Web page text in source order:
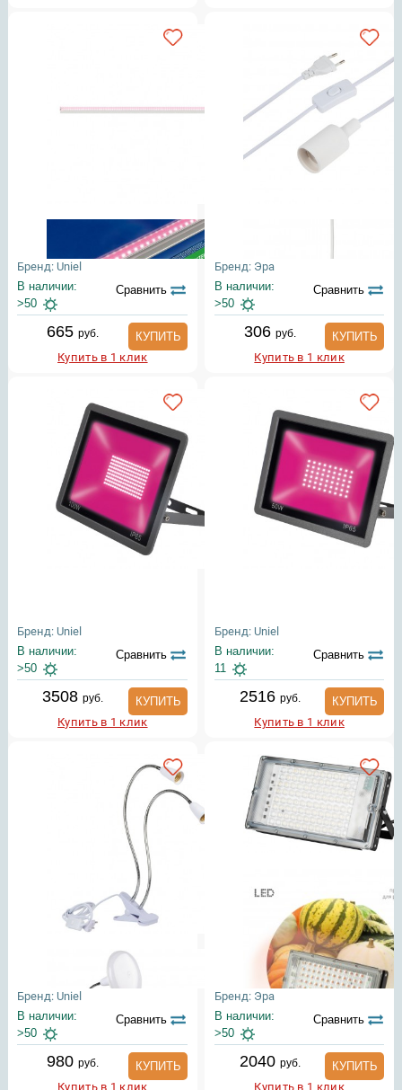
Бренд: Uniel
В наличии:
>50
Сравнить
665руб.
КУПИТЬ
Купить в 1 клик
Бренд: Эра
В наличии:
>50
Сравнить
306 руб.
КУПИТЬ
Купить в 1 клик
Бренд: Uniel
В наличии:
>50
Сравнить
3508руб.
КУПИТЬ
Купить в 1 клик
Бренд: Uniel
В наличии:
11
Сравнить
2516 руб.
КУПИТЬ
Купить в 1 клик
Бренд: Uniel
В наличии:
>50
Сравнить
980руб.
КУПИТЬ
Купить в 1 клик
Бренд: Эра
В наличии:
>50
Сравнить
2040 руб.
КУПИТЬ
Купить в 1 клик